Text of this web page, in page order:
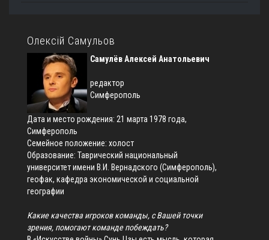
Олексій Самульов
Самулёв Алексей Анатольевич
редактор
Симферополь
Дата и место рождения: 21 марта 1978 года,
Симферополь
Семейное положение: холост
Образование: Таврический национальный
университет имени В.И. Вернадского (Симферополь),
геофак, кафедра экономической и социальной
географии
Какие качества игроков команды, с Вашей точки
зрения, помогают команде побеждать?